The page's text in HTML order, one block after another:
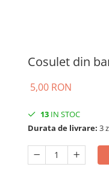
Cosulet din
5,00 RON
13 IN STOC
Durata de livrare: 3